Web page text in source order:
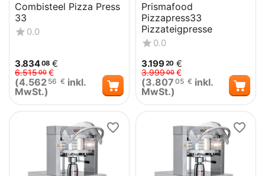
Combisteel Pizza Press
33
0.0
3.83408 €
6.51500 €
(4.562 56 € inkl.
MwSt.)
Prismafood
Pizzapress33
Pizzateigpresse
0.0
3.19920 €
3.99900 €
(3.807 05 € inkl.
MwSt.)